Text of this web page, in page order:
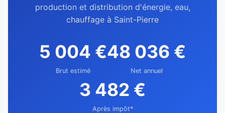
production et distribution d'énergie, eau,
chauffage à Saint-Pierre
5 004 €
Brut estimé
48 036 €
Net annuel
3 482 €
Après impôt*